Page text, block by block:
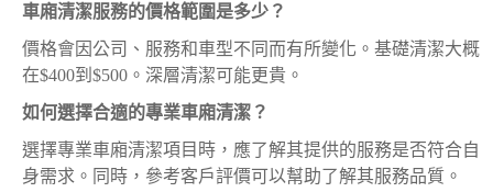
車廂清潔服務的價格範圍是多少？
價格會因公司、服務和車型不同而有所變化。基礎清潔大概
在$400到$500。深層清潔可能更貴。
如何選擇合適的專業車廂清潔？
選擇專業車廂清潔項目時，應了解其提供的服務是否符合自
身需求。同時，參考客戶評價可以幫助了解其服務品質。